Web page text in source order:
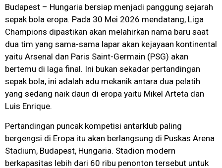
Budapest – Hungaria bersiap menjadi panggung sejarah
sepak bola eropa. Pada 30 Mei 2026 mendatang, Liga
Champions dipastikan akan melahirkan nama baru saat
dua tim yang sama-sama lapar akan kejayaan kontinental
yaitu Arsenal dan Paris Saint-Germain (PSG) akan
bertemu di laga final. Ini bukan sekadar pertandingan
sepak bola, ini adalah adu mekanik antara dua pelatih
yang sedang naik daun di eropa yaitu Mikel Arteta dan
Luis Enrique.
Pertandingan puncak kompetisi antarklub paling
bergengsi di Eropa itu akan berlangsung di Puskas Arena
Stadium, Budapest, Hungaria. Stadion modern
berkapasitas lebih dari 60 ribu penonton tersebut untuk